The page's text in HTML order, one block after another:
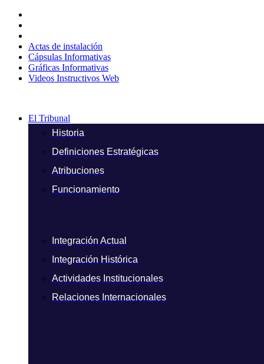
contenido
Actas de instalación
Cápsulas Informativas
Gráficas Informativas
Videos Instructivos Web
El Tribunal
Historia
Definiciones Estratégicas
Atribuciones
Funcionamiento
Integración Actual
Integración Histórica
Actividades Institucionales
Relaciones Internacionales